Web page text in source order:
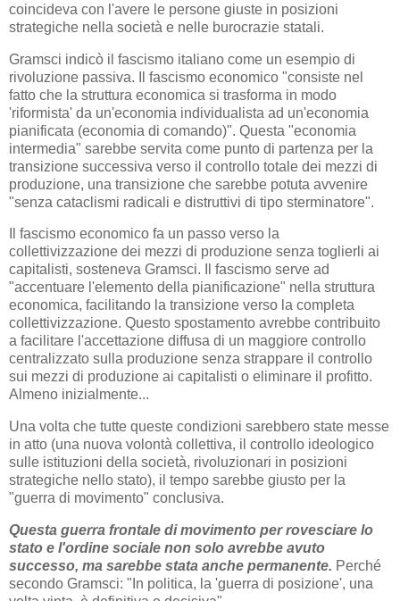
coincideva con l'avere le persone giuste in posizioni
strategiche nella società e nelle burocrazie statali.
Gramsci indicò il fascismo italiano come un esempio di
rivoluzione passiva. Il fascismo economico "consiste nel
fatto che la struttura economica si trasforma in modo
'riformista' da un'economia individualista ad un'economia
pianificata (economia di comando)". Questa "economia
intermedia" sarebbe servita come punto di partenza per la
transizione successiva verso il controllo totale dei mezzi di
produzione, una transizione che sarebbe potuta avvenire
"senza cataclismi radicali e distruttivi di tipo sterminatore".
Il fascismo economico fa un passo verso la
collettivizzazione dei mezzi di produzione senza toglierli ai
capitalisti, sosteneva Gramsci. Il fascismo serve ad
"accentuare l'elemento della pianificazione" nella struttura
economica, facilitando la transizione verso la completa
collettivizzazione. Questo spostamento avrebbe contribuito
a facilitare l'accettazione diffusa di un maggiore controllo
centralizzato sulla produzione senza strappare il controllo
sui mezzi di produzione ai capitalisti o eliminare il profitto.
Almeno inizialmente...
Una volta che tutte queste condizioni sarebbero state messe
in atto (una nuova volontà collettiva, il controllo ideologico
sulle istituzioni della società, rivoluzionari in posizioni
strategiche nello stato), il tempo sarebbe giusto per la
"guerra di movimento" conclusiva.
Questa guerra frontale di movimento per rovesciare lo
stato e l'ordine sociale non solo avrebbe avuto
successo, ma sarebbe stata anche permanente. Perché
secondo Gramsci: "In politica, la 'guerra di posizione', una